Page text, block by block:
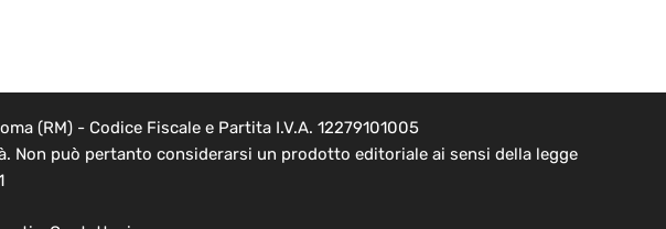
(RM) - Codice Fiscale e Partita I.V.A. 12279101005
Non può pertanto considerarsi un prodotto editoriale ai sensi della legge